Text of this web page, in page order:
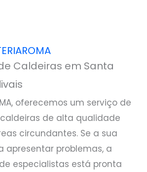
Caldeiras em Santa
oferecemos um serviço de
de alta qualidade
circundantes. Se a sua
apresentar problemas, a
especialistas está pronta